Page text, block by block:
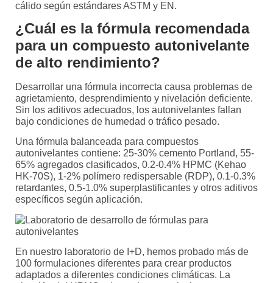
cálido según estándares ASTM y EN.
¿Cuál es la fórmula recomendada
para un compuesto autonivelante
de alto rendimiento?
Desarrollar una fórmula incorrecta causa problemas de
agrietamiento, desprendimiento y nivelación deficiente.
Sin los aditivos adecuados, los autonivelantes fallan
bajo condiciones de humedad o tráfico pesado.
Una fórmula balanceada para compuestos
autonivelantes contiene: 25-30% cemento Portland, 55-
65% agregados clasificados, 0.2-0.4% HPMC (Kehao
HK-70S), 1-2% polímero redispersable (RDP), 0.1-0.3%
retardantes, 0.5-1.0% superplastificantes y otros aditivos
específicos según aplicación.
En nuestro laboratorio de I+D, hemos probado más de
100 formulaciones diferentes para crear productos
adaptados a diferentes condiciones climáticas. La